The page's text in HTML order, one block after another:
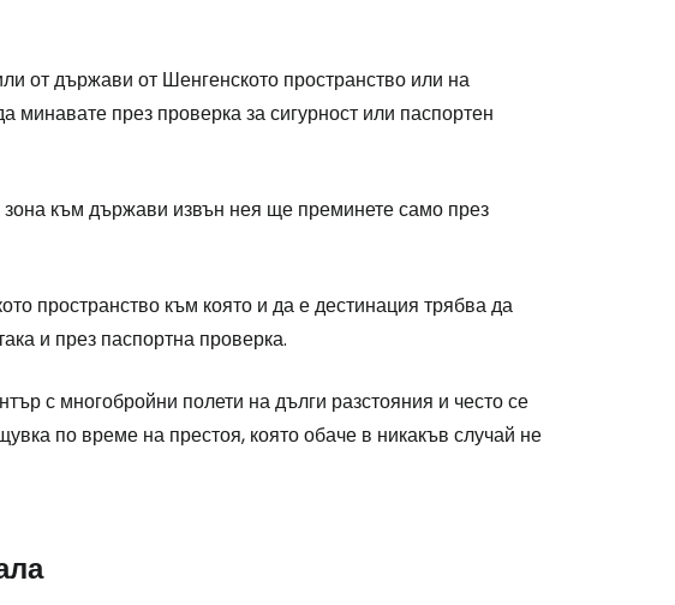
от държави от Шенгенското пространство или на
през проверка за сигурност или паспортен
към държави извън нея ще преминете само през
пространство към която и да е дестинация трябва да
и през паспортна проверка.
с многобройни полети на дълги разстояния и често се
по време на престоя, която обаче в никакъв случай не